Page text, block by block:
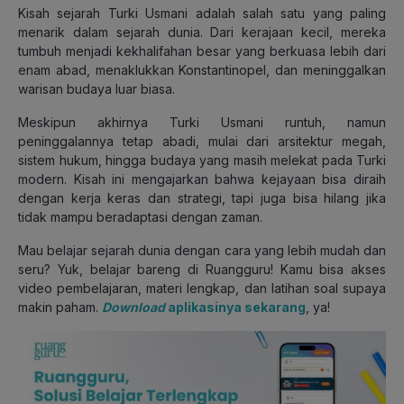
Kisah sejarah Turki Usmani adalah salah satu yang paling
menarik dalam sejarah dunia. Dari kerajaan kecil, mereka
tumbuh menjadi kekhalifahan besar yang berkuasa lebih dari
enam abad, menaklukkan Konstantinopel, dan meninggalkan
warisan budaya luar biasa.
Meskipun akhirnya Turki Usmani runtuh, namun
peninggalannya tetap abadi, mulai dari arsitektur megah,
sistem hukum, hingga budaya yang masih melekat pada Turki
modern. Kisah ini mengajarkan bahwa kejayaan bisa diraih
dengan kerja keras dan strategi, tapi juga bisa hilang jika
tidak mampu beradaptasi dengan zaman.
Mau belajar sejarah dunia dengan cara yang lebih mudah dan
seru? Yuk, belajar bareng di Ruangguru! Kamu bisa akses
video pembelajaran, materi lengkap, dan latihan soal supaya
makin paham. Downloadaplikasinya sekarang , ya!